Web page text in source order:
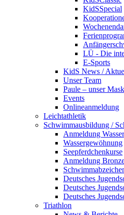
KidSSpecial
LÜ - Die
E-Sports
KidS News /
Unser Team
Paule – unser
Events
Onlineanmeldung
Leichtathletik
Schwimmausbildung /
Anmeldung
Wassergewöhnung
Seepferdchenkurse
Anmeldung
Deutsches
Deutsches
Deutsches
Triathlon